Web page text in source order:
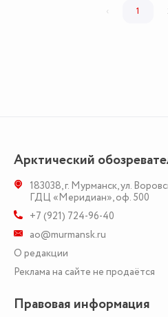
‹ 1
Арктический
183038,г. Мурманск,ул.
ГДЦ «Меридиан», оф. 500
+7 (921) 724-96-40
ao@murmansk.ru
О редакции
Реклама на сайте не продаётся
Правовая информация